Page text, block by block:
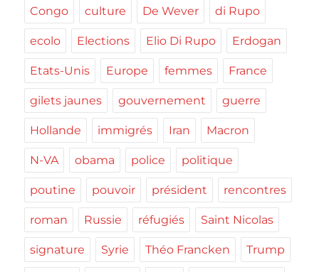
Congo culture De Wever di Rupo
ecolo Elections Elio Di Rupo Erdogan
Etats-Unis Europe femmes France
gilets jaunes gouvernement guerre
Hollande immigrés Iran Macron
N-VA obama police politique
poutine pouvoir président rencontres
roman Russie réfugiés Saint Nicolas
signature Syrie Théo Francken Trump